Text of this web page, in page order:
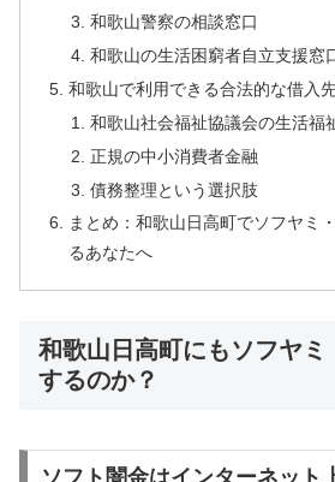
和歌山警察の相談窓口
和歌山の生活困窮者自立支援窓
和歌山で利用できる合法的な借入
和歌山社会福祉協議会の生活福
正規の中小消費者金融
債務整理という選択肢
まとめ：和歌山日高町でソフヤミ
るあなたへ
和歌山日高町にもソフヤミ
するのか？
ソフト闇金はインターネット